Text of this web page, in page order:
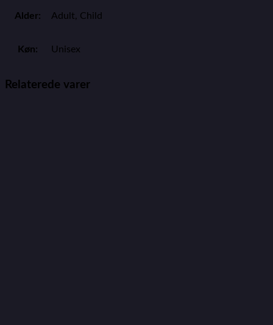
Alder: Adult, Child
Køn: Unisex
Relaterede varer